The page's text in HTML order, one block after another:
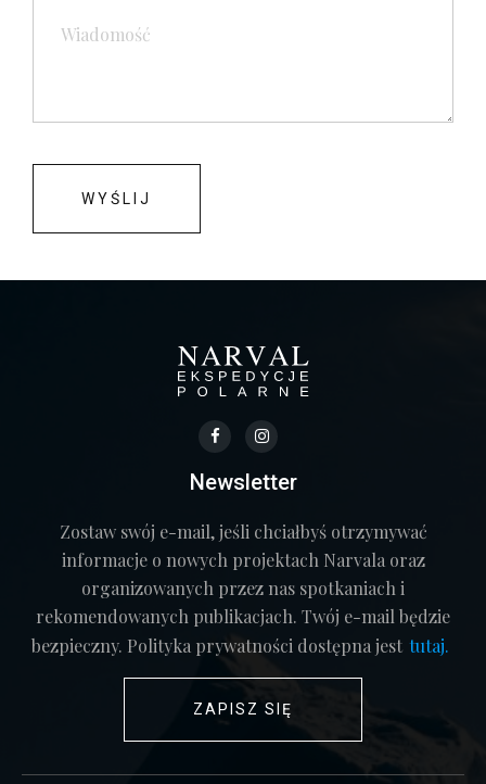
Newsletter
Zostaw swój e-mail, jeśli chciałbyś otrzymywać
informacje o nowych projektach Narvala oraz
organizowanych przez nas spotkaniach i
rekomendowanych publikacjach. Twój e-mail będzie
bezpieczny. Polityka prywatności dostępna jest tutaj.
ZAPISZ SIĘ